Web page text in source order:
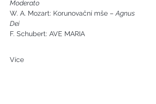
Moderato
W. A. Mozart: Korunovační mše – Agnus
Dei
F. Schubert: AVE MARIA
Více